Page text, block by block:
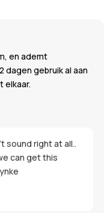
en ademt
dagen gebruik al aan
elkaar.
sound right at all..
can get this